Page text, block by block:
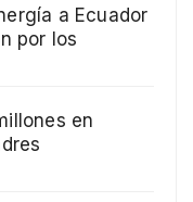
a Ecuador
por los
en